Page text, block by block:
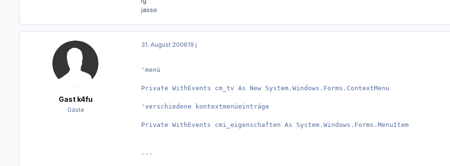
jasso
Gast k4fu
Gäste
31. August 200619 j
'menü
Private WithEvents cm_tv As New System.Windows.Forms.ContextMenu
'verschiedene kontextmenüeinträge
Private WithEvents cmi_eigenschaften As System.Windows.Forms.MenuItem
...